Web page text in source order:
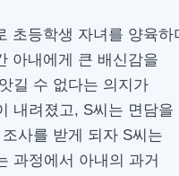
초등학생 자녀를 양육하
아내에게 큰 배신감을
길 수 없다는 의지가
내려졌고, S씨는 면담을
사를 받게 되자 S씨는
과정에서 아내의 과거